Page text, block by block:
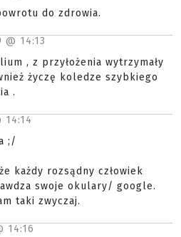
do zdrowia.
@ 14:13
, z przyłożenia wytrzymały
życzę koledze szybkiego
.
14:14
;/
każdy rozsądny człowiek
swoje okulary/ google.
taki zwyczaj.
14:16